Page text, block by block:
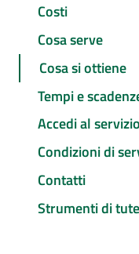
Costi
Cosa serve
Cosa si ottiene
Tempi e
Accedi al servizio
Condizioni di
Contatti
Strumenti di